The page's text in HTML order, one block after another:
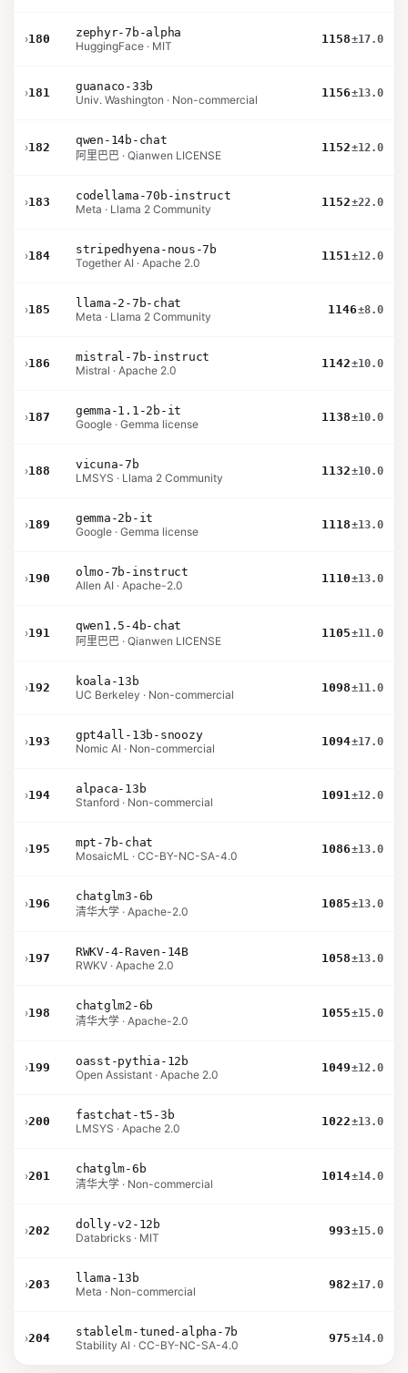
›180
zephyr-7b-alpha
HuggingFace · MIT
1158±17.0
›181
guanaco-33b
Univ. Washington · Non-commercial
1156±13.0
›182
qwen-14b-chat
阿里巴巴 · Qianwen LICENSE
1152±12.0
›183
codellama-70b-instruct
Meta · Llama 2 Community
1152±22.0
›184
stripedhyena-nous-7b
Together AI · Apache 2.0
1151±12.0
›185
llama-2-7b-chat
Meta · Llama 2 Community
1146±8.0
›186
mistral-7b-instruct
Mistral · Apache 2.0
1142±10.0
›187
gemma-1.1-2b-it
Google · Gemma license
1138±10.0
›188
vicuna-7b
LMSYS · Llama 2 Community
1132±10.0
›189
gemma-2b-it
Google · Gemma license
1118±13.0
›190
olmo-7b-instruct
Allen AI · Apache-2.0
1110±13.0
›191
qwen1.5-4b-chat
阿里巴巴 · Qianwen LICENSE
1105±11.0
›192
koala-13b
UC Berkeley · Non-commercial
1098±11.0
›193
gpt4all-13b-snoozy
Nomic AI · Non-commercial
1094±17.0
›194
alpaca-13b
Stanford · Non-commercial
1091±12.0
›195
mpt-7b-chat
MosaicML · CC-BY-NC-SA-4.0
1086±13.0
›196
chatglm3-6b
清华大学 · Apache-2.0
1085±13.0
›197
RWKV-4-Raven-14B
RWKV · Apache 2.0
1058±13.0
›198
chatglm2-6b
清华大学 · Apache-2.0
1055±15.0
›199
oasst-pythia-12b
Open Assistant · Apache 2.0
1049±12.0
›200
fastchat-t5-3b
LMSYS · Apache 2.0
1022±13.0
›201
chatglm-6b
清华大学 · Non-commercial
1014±14.0
›202
dolly-v2-12b
Databricks · MIT
993±15.0
›203
llama-13b
Meta · Non-commercial
982±17.0
›204
stablelm-tuned-alpha-7b
Stability AI · CC-BY-NC-SA-4.0
975±14.0